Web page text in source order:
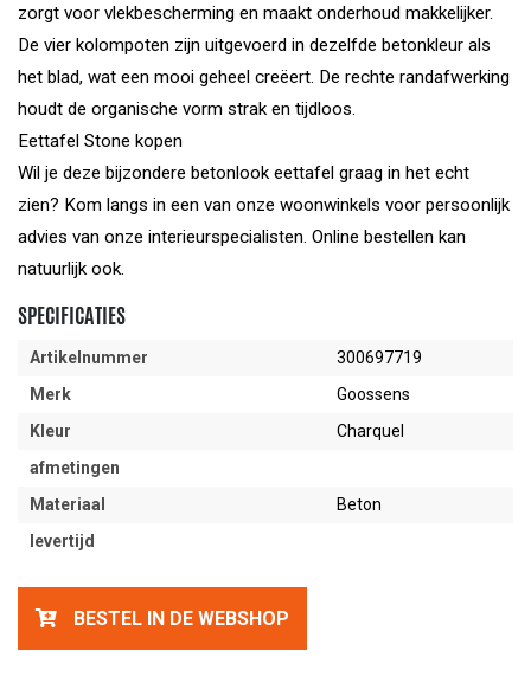
zorgt voor vlekbescherming en maakt onderhoud makkelijker.
De vier kolompoten zijn uitgevoerd in dezelfde betonkleur als
het blad, wat een mooi geheel creëert. De rechte randafwerking
houdt de organische vorm strak en tijdloos.
Eettafel Stone kopen
Wil je deze bijzondere betonlook eettafel graag in het echt
zien? Kom langs in een van onze woonwinkels voor persoonlijk
advies van onze interieurspecialisten. Online bestellen kan
natuurlijk ook.
SPECIFICATIES
Artikelnummer
300697719
Merk
Goossens
Kleur
Charquel
afmetingen
Materiaal
Beton
levertijd
BESTEL IN DE WEBSHOP